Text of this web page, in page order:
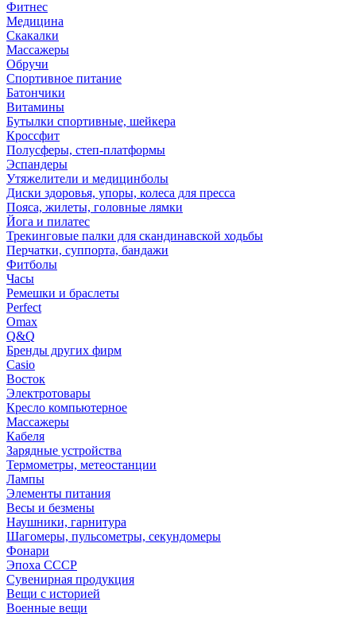
Фитнес
Медицина
Скакалки
Массажеры
Обручи
Спортивное питание
Батончики
Витамины
Бутылки спортивные, шейкера
Кроссфит
Полусферы, степ-платформы
Эспандеры
Утяжелители и медицинболы
Диски здоровья, упоры, колеса для пресса
Пояса, жилеты, головные лямки
Йога и пилатес
Трекинговые палки для скандинавской ходьбы
Перчатки, суппорта, бандажи
Фитболы
Часы
Ремешки и браслеты
Perfect
Omax
Q&Q
Бренды других фирм
Casio
Восток
Электротовары
Кресло компьютерное
Массажеры
Кабеля
Зарядные устройства
Термометры, метеостанции
Лампы
Элементы питания
Весы и безмены
Наушники, гарнитура
Шагомеры, пульсометры, секундомеры
Фонари
Эпоха СССР
Сувенирная продукция
Вещи с историей
Военные вещи